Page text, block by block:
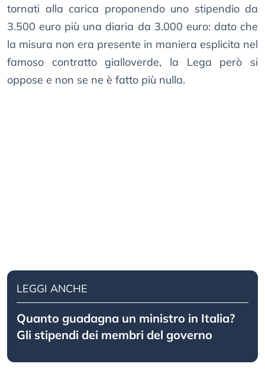
tornati alla carica proponendo uno stipendio da
3.500 euro più una diaria da 3.000 euro: dato che
la misura non era presente in maniera esplicita nel
famoso contratto gialloverde, la Lega però si
oppose e non se ne è fatto più nulla.
LEGGI ANCHE
Quanto guadagna un ministro in Italia?
Gli stipendi dei membri del governo